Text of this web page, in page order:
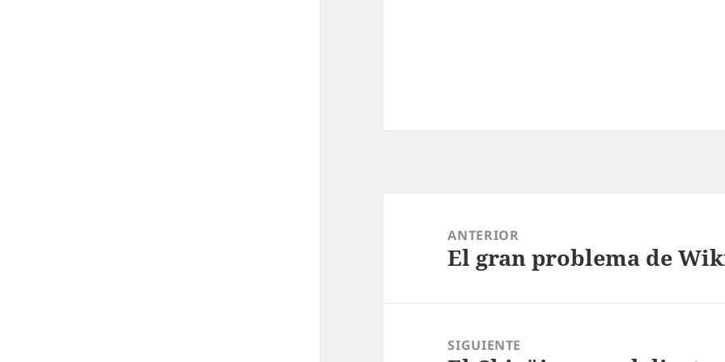
entradas
ANTERIOR
Entrada
El gran problema de
SIGUIENTE